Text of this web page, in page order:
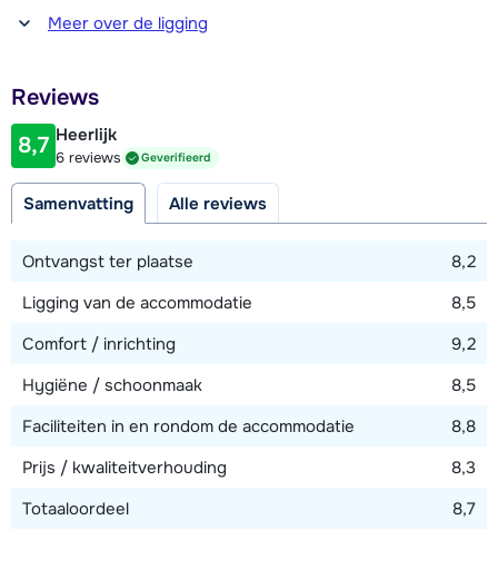
persoonsbed en een en-suite badkamer met bad en toilet.
daardoor deels beperkte stahoogte.
Verder heeft chalet Epicea nog een wasmachine, droger,
twee terrassen, skiberging met skischoendroger, Wi-Fi
internetverbinding en vloerverwarming. Tevens beschikt het
chalet over een 4/6 persoons buiten-sauna!
Afstand tot winkel(s)
500 meter
100 meter
Afstand tot piste
100 meter
Meer over de ligging
Reviews
8,7 Heerlijk
6 reviews Geverifieerd
Samenvatting Alle reviews
Ontvangst ter plaatse
8,2
Ligging van de accommodatie
8,5
Comfort / inrichting
9,2
Hygiëne / schoonmaak
8,5
Faciliteiten in en rondom de accommodatie
8,8
Prijs / kwaliteitverhouding
8,3
Totaaloordeel
8,7